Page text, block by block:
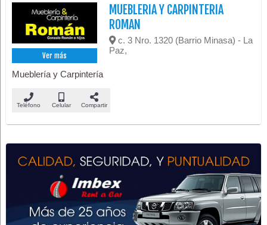
Ver más
MUEBLERIA Y CARPINTERIA
ROMAN
c. 3 Nro. 1320 (Barrio Minasa) - La
Paz,
Mueblería y Carpintería
Teléfono Celular Compartir